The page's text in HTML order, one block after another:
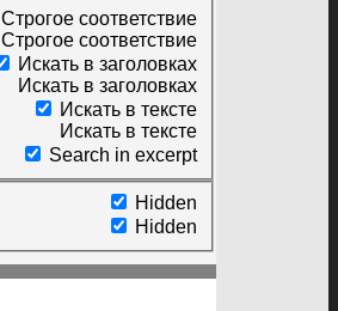
Строгое соответствие
Строгое соответствие
Искать в заголовках
Искать в заголовках
Искать в тексте
Искать в тексте
Search in excerpt
Hidden
Hidden